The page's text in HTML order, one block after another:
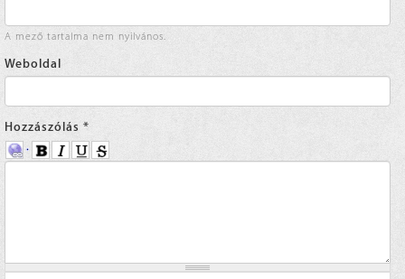
A mező tartalma nem nyilvános.
Weboldal
Hozzászólás *